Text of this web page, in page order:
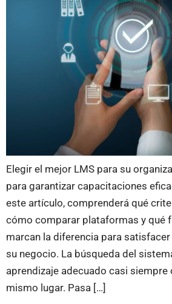
Elegir el mejor LMS para su
para garantizar capacitaciones
este artículo, comprenderá qué
cómo comparar plataformas y qué
marcan la diferencia para
su negocio. La búsqueda del
aprendizaje adecuado casi siempre
mismo lugar. Pasa […]